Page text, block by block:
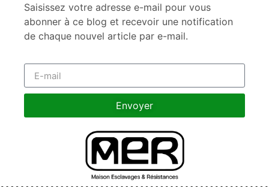
Saisissez votre adresse e-mail pour vous
abonner à ce blog et recevoir une notification
de chaque nouvel article par e-mail.
Envoyer